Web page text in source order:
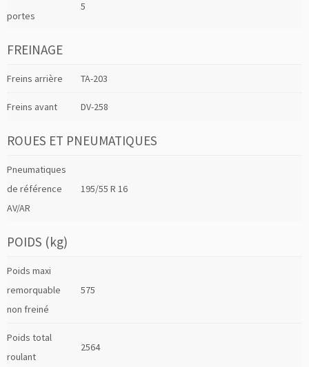
portes
5
FREINAGE
Freins arrière TA-203
Freins avant DV-258
ROUES ET PNEUMATIQUES
Pneumatiques
de référence
AV/AR
195/55 R 16
POIDS (kg)
Poids maxi
remorquable
non freiné
575
Poids total
roulant
2564